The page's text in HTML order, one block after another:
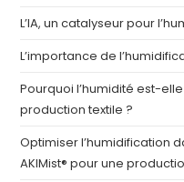
L’IA, un catalyseur pour
L’importance de
Pourquoi l’humidité est-
production textile ?
Optimiser l’humidification
AKIMist® pour une